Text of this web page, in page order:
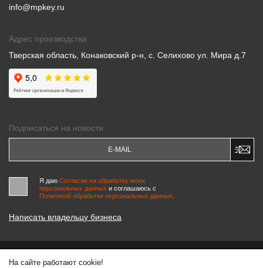
info@mpkey.ru
Адрес производства
Тверская область, Конаковский р-н, с. Селихово ул. Мира д.7
Подписаться на новости
Я даю Согласие на обработку моих
персональных данных и соглашаюсь c
Политикой обработки персональных данных
Написать владельцу бизнеса
© 2000-2026 «МАСТЕРСКИЕ ПИНЧУКА»
На сайте работают cookie!